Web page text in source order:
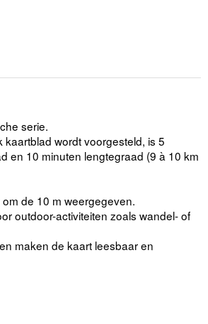
serie.
kaartblad wordt voorgesteld, is 5
en 10 minuten lengtegraad (9 à 10 km
de 10 m weergegeven.
outdoor-activiteiten zoals wandel- of
maken de kaart leesbaar en